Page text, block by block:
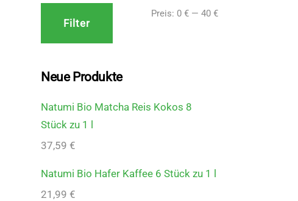
Min.
Max.
Filter
Preis: 0 €— 40 €
Neue Produkte
Natumi Bio Matcha Reis Kokos 8
Stück zu 1 l
37,59€
Natumi Bio Hafer Kaffee 6 Stück zu 1 l
21,99€